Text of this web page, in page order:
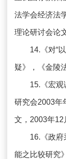
法学会经济法
理论研讨会论
14.《对“
疑》，《金陵
15.《宏观
研究会2003年
文，2003年12
16.《政府
能之比较研究